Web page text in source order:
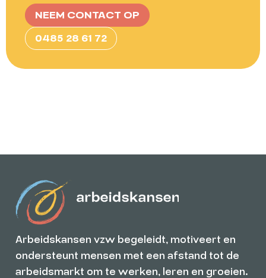
NEEM CONTACT OP
0485 28 61 72
Arbeidskansen vzw begeleidt, motiveert en
ondersteunt mensen met een afstand tot de
arbeidsmarkt om te werken, leren en groeien.